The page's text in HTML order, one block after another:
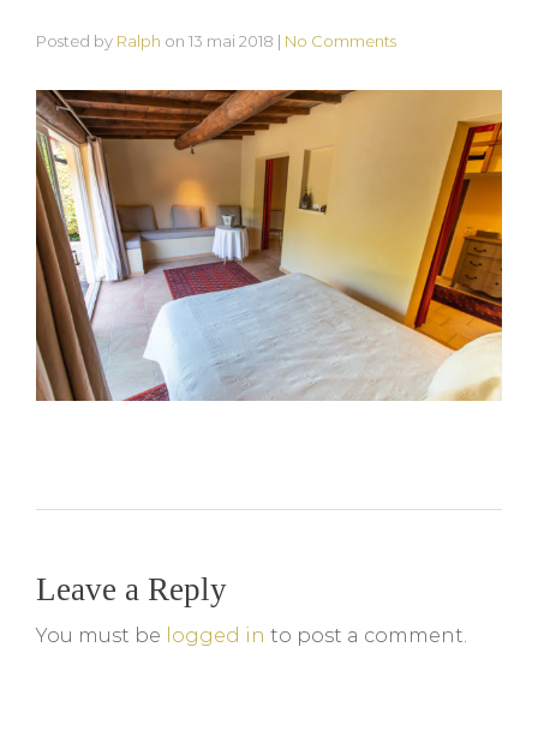
Posted by Ralph on 13 mai 2018 | No Comments
Leave a Reply
You must be logged in to post a comment.